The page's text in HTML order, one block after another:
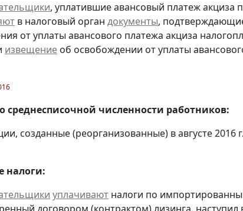
, уплатившие авансовый платеж акциза
в налоговый орган документы,
от уплаты авансового платежа акциза
извещение об освобождении от уплаты
среднесписочной численности работников:
созданные (реорганизованные) в августе 2016
налоги:
уплачивают налоги по